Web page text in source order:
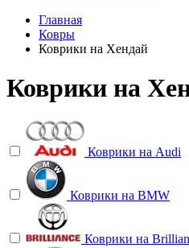
Главная
Ковры
Коврики на Хендай
Коврики на
Коврики на Audi
Коврики на BMW
Коврики на